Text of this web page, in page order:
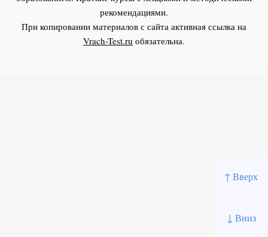
↑ Вверх
↓ Вниз
рекомендациями.
При копировании материалов с сайта активная ссылка на
Vrach-Test.ru обязательна.